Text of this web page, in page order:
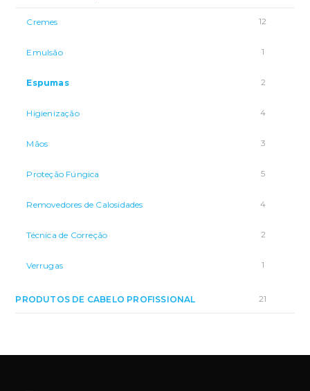
Cremes 12
Emulsão 1
Espumas 2
Higienização 4
Mãos 3
Proteção Fúngica 5
Removedores de Calosidades 4
Técnica de Correção 2
Verrugas 1
PRODUTOS DE CABELO PROFISSIONAL 21